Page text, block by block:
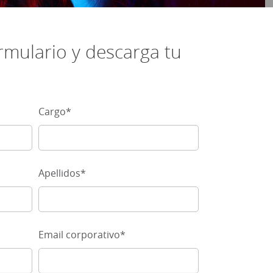
y descarga tu
Cargo*
Apellidos*
Email corporativo*
×
about
in order